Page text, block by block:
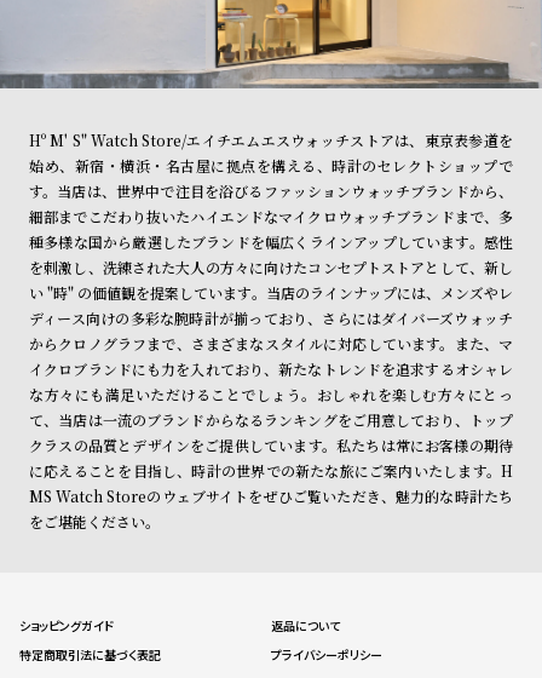
Hº M' S" Watch Store/エイチエムエスウォッチストアは、東京表参道を
始め、新宿・横浜・名古屋に拠点を構える、時計のセレクトショップで
す。当店は、世界中で注目を浴びるファッションウォッチブランドから、
細部までこだわり抜いたハイエンドなマイクロウォッチブランドまで、多
種多様な国から厳選したブランドを幅広くラインアップしています。感性
を刺激し、洗練された大人の方々に向けたコンセプトストアとして、新し
い "時" の価値観を提案しています。当店のラインナップには、メンズやレ
ディース向けの多彩な腕時計が揃っており、さらにはダイバーズウォッチ
からクロノグラフまで、さまざまなスタイルに対応しています。また、マ
イクロブランドにも力を入れており、新たなトレンドを追求するオシャレ
な方々にも満足いただけることでしょう。おしゃれを楽しむ方々にとっ
て、当店は一流のブランドからなるランキングをご用意しており、トップ
クラスの品質とデザインをご提供しています。私たちは常にお客様の期待
に応えることを目指し、時計の世界での新たな旅にご案内いたします。H
MS Watch Storeのウェブサイトをぜひご覧いただき、魅力的な時計たち
をご堪能ください。
ショッピングガイド
返品について
特定商取引法に基づく表記
プライバシーポリシー